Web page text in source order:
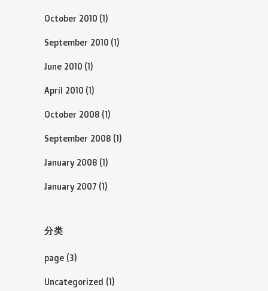
October 2010 (1)
September 2010 (1)
June 2010 (1)
April 2010 (1)
October 2008 (1)
September 2008 (1)
January 2008 (1)
January 2007 (1)
分类
page (3)
Uncategorized (1)